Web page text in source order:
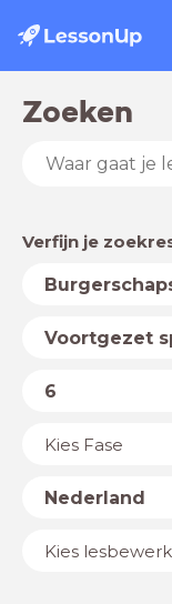
Zoeken
Verfijn je
Vak
Schooltype
Niveau
6
JaarKies Fase
LandNederland
Lesbewerker
Kies